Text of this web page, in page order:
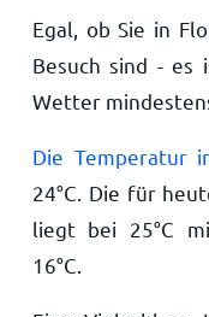
Egal, ob Sie in
Besuch sind - es
Wetter
Die Temperatur
24°C . Die für
liegt bei 25°C
16°C